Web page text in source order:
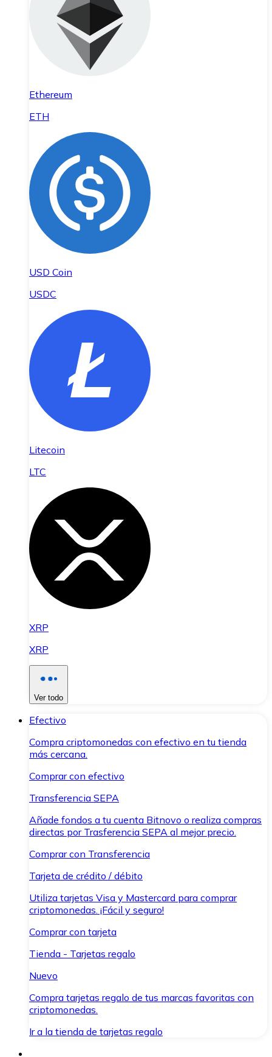
Ethereum
ETH
USD Coin
USDC
Litecoin
LTC
XRP
XRP
Ver todo
Efectivo
Compra criptomonedas con efectivo en tu tienda
más cercana.
Comprar con efectivo
Transferencia SEPA
Añade fondos a tu cuenta Bitnovo o realiza compras
directas por Trasferencia SEPA al mejor precio.
Comprar con Transferencia
Tarjeta de crédito / débito
Utiliza tarjetas Visa y Mastercard para comprar
criptomonedas. ¡Fácil y seguro!
Comprar con tarjeta
Tienda - Tarjetas regalo
Nuevo
Compra tarjetas regalo de tus marcas favoritas con
criptomonedas.
Ir a la tienda de tarjetas regalo